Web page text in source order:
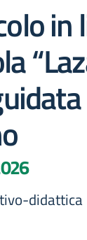
in
didattica